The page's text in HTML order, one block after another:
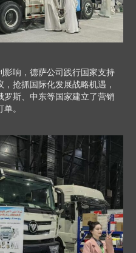
影响，德萨公司践行国家支持
抢抓国际化发展战略机遇，
斯、中东等国家建立了营销
。